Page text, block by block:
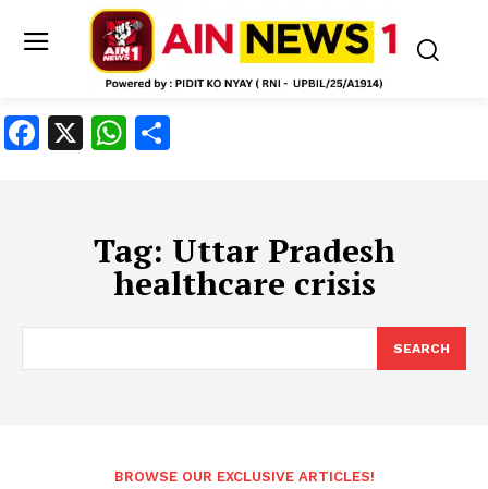
Facebook
X WhatsApp
Tag: Uttar Pradesh
healthcare crisis
SEARCH
BROWSE OUR EXCLUSIVE ARTICLES!